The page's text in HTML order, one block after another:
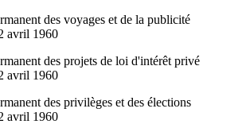
des voyages et de la publicité
avril 1960
des projets de loi d'intérêt privé
avril 1960
des privilèges et des élections
avril 1960